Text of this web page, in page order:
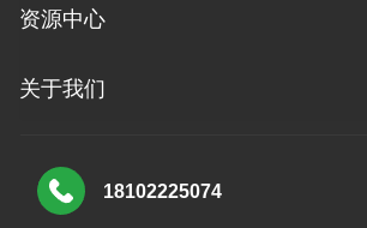
资源中心
关于我们
18102225074